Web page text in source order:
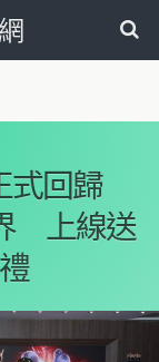
式回歸
上線送